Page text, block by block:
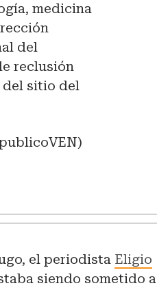
medicina
del
reclusión
del sitio del
el periodista Eligio
siendo sometido a